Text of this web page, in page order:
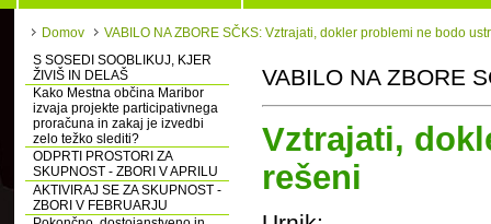
Domov
VABILO NA ZBORE SČKS: Vztrajati, dokler problemi ne bodo
S SOSEDI SOOBLIKUJ, KJER
ŽIVIŠ IN DELAŠ
Kako Mestna občina Maribor
izvaja projekte participativnega
proračuna in zakaj je izvedbi
zelo težko slediti?
ODPRTI PROSTORI ZA
SKUPNOST - ZBORI V APRILU
AKTIVIRAJ SE ZA SKUPNOST -
ZBORI V FEBRUARJU
VABILO NA ZBORE
Vztrajati,
rešeni